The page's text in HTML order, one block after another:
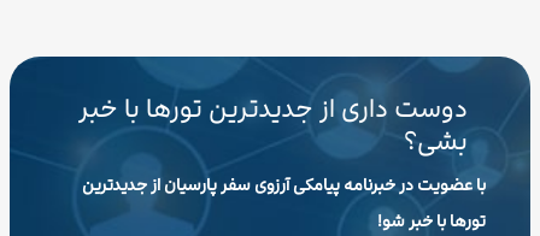
دوست داری از جدیدترین تورها با خبر
بشی؟
با عضویت در خبرنامه پیامکی آرزوی سفر پارسیان از جدیدترین
تورها با خبر شو!